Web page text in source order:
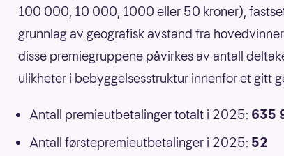
100 000, 10 000, 1000 eller 50 kroner),
grunnlag av geografisk avstand fra
disse premiegruppene påvirkes av antall
ulikheter i bebyggelsesstruktur innenfor et gitt
Antall premieutbetalinger totalt i 2025: 635
Antall førstepremieutbetalinger i 2025: 52